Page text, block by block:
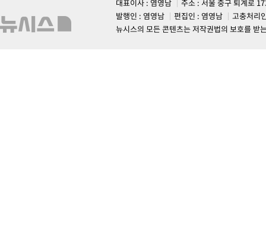
대표이사 : 염영남
주소 : 서울 중구 퇴계로
발행인 : 염영남
편집인 : 염영남
고충처리
뉴시스의 모든 콘텐츠는 저작권법의 보호를